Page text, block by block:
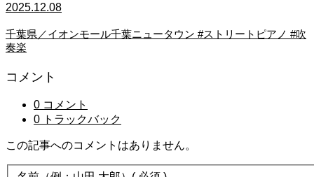
2025.12.08
千葉県／イオンモール千葉ニュータウン #ストリートピアノ #吹
奏楽
コメント
0 コメント
0 トラックバック
この記事へのコメントはありません。